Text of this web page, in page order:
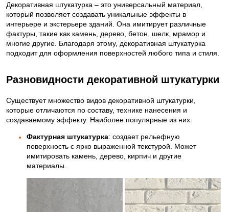
Декоративная штукатурка – это универсальный материал,
который позволяет создавать уникальные эффекты в
интерьере и экстерьере зданий. Она имитирует различные
фактуры, такие как камень, дерево, бетон, шелк, мрамор и
многие другие. Благодаря этому, декоративная штукатурка
подходит для оформления поверхностей любого типа и стиля.
Разновидности декоративной штукатурки
Существует множество видов декоративной штукатурки,
которые отличаются по составу, технике нанесения и
создаваемому эффекту. Наиболее популярные из них:
Фактурная штукатурка: создает рельефную
поверхность с ярко выраженной текстурой. Может
имитировать камень, дерево, кирпич и другие
материалы.